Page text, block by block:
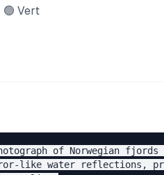
🟢 Vert
of Norwegian
like water reflections,